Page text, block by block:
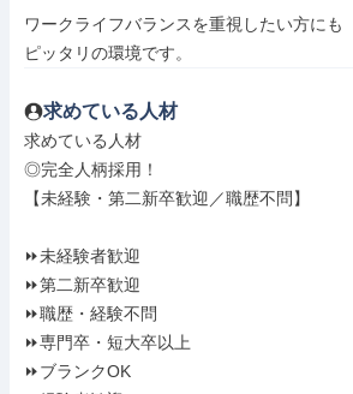
ワークライフバランスを重視したい方にも
ピッタリの環境です。
求めている人材
求めている人材
◎完全人柄採用！
【未経験・第二新卒歓迎／職歴不問】
⏩未経験者歓迎
⏩第二新卒歓迎
⏩職歴・経験不問
⏩専門卒・短大卒以上
⏩ブランクOK